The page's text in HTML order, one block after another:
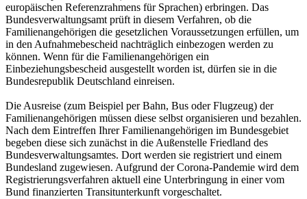
europäischen Referenzrahmens für Sprachen) erbringen. Das
Bundesverwaltungsamt prüft in diesem Verfahren, ob die
Familienangehörigen die gesetzlichen Voraussetzungen erfüllen, um
in den Aufnahmebescheid nachträglich einbezogen werden zu
können. Wenn für die Familienangehörigen ein
Einbeziehungsbescheid ausgestellt worden ist, dürfen sie in die
Bundesrepublik Deutschland einreisen.
Die Ausreise (zum Beispiel per Bahn, Bus oder Flugzeug) der
Familienangehörigen müssen diese selbst organisieren und bezahlen.
Nach dem Eintreffen Ihrer Familienangehörigen im Bundesgebiet
begeben diese sich zunächst in die Außenstelle Friedland des
Bundesverwaltungsamtes. Dort werden sie registriert und einem
Bundesland zugewiesen. Aufgrund der Corona-Pandemie wird dem
Registrierungsverfahren aktuell eine Unterbringung in einer vom
Bund finanzierten Transitunterkunft vorgeschaltet.